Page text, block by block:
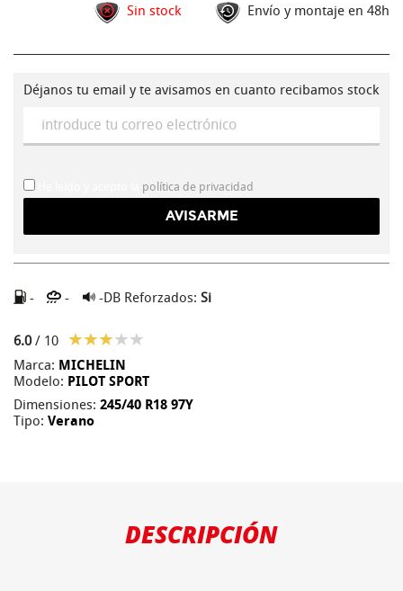
Sin stock Envío y montaje en 48h
Déjanos tu email y te avisamos en cuanto recibamos stock
política de privacidad
- - -DB Reforzados: Si
6.0/ 10
Marca: MICHELIN
Modelo: PILOT SPORT
Dimensiones: 245/40 R18 97Y
Tipo: Verano
DESCRIPCIÓN